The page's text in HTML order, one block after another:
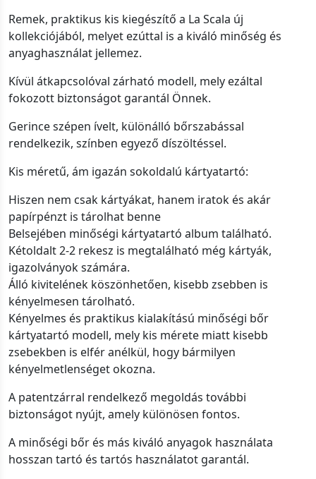
Remek, praktikus kis kiegészítő a La Scala új
kollekciójából, melyet ezúttal is a kiváló minőség és
anyaghasználat jellemez.
Kívül átkapcsolóval zárható modell, mely ezáltal
fokozott biztonságot garantál Önnek.
Gerince szépen ívelt, különálló bőrszabással
rendelkezik, színben egyező díszöltéssel.
Kis méretű, ám igazán sokoldalú kártyatartó:
Hiszen nem csak kártyákat, hanem iratok és akár
papírpénzt is tárolhat benne
Belsejében minőségi kártyatartó album található.
Kétoldalt 2-2 rekesz is megtalálható még kártyák,
igazolványok számára.
Álló kivitelének köszönhetően, kisebb zsebben is
kényelmesen tárolható.
Kényelmes és praktikus kialakítású minőségi bőr
kártyatartó modell, mely kis mérete miatt kisebb
zsebekben is elfér anélkül, hogy bármilyen
kényelmetlenséget okozna.
A patentzárral rendelkező megoldás további
biztonságot nyújt, amely különösen fontos.
A minőségi bőr és más kiváló anyagok használata
hosszan tartó és tartós használatot garantál.